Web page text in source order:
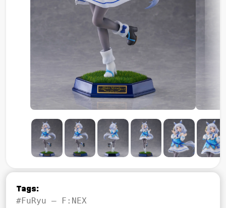
Tags:
#FuRyu – F:NEX